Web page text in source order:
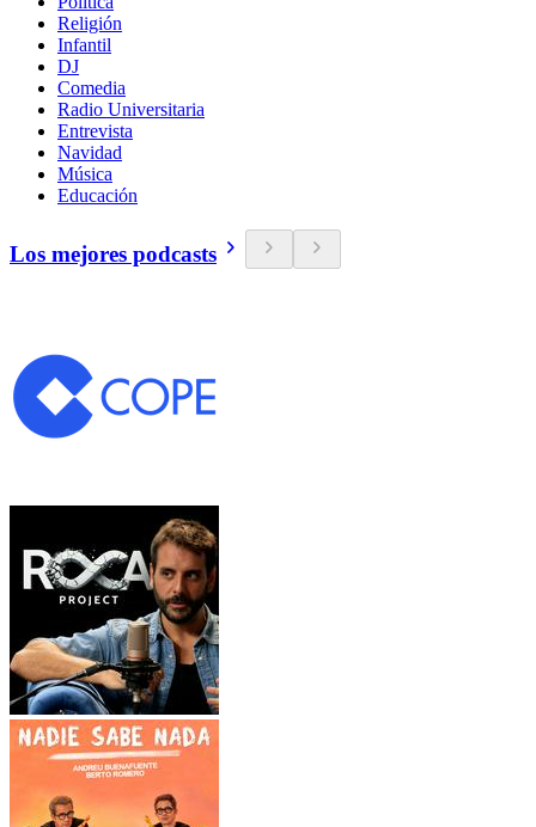
Religión
Infantil
DJ
Comedia
Radio Universitaria
Entrevista
Navidad
Música
Educación
Los mejores podcasts